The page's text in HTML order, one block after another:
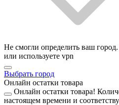
Не смогли определить ваш
или используете vpn
Выбрать город
Онлайн остатки товара
Онлайн остатки товара!
настоящем времени и